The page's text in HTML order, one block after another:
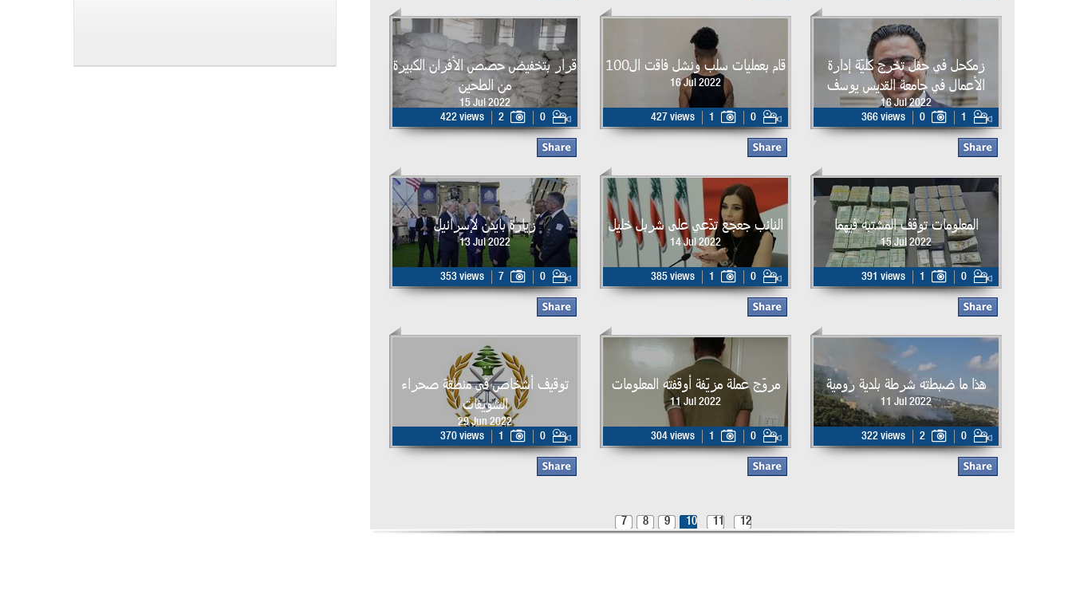
زمكحل في حفل تخرج كليّة إدارة
الأعمال في جامعة القديس يوسف
16 Jul 2022
366 views
0 1
قام بعمليات سلب ونشل فاقت ال100
16 Jul 2022
427 views 1 0
قرار بتخفيض حصص الأفران الكبيرة
من الطحين
15 Jul 2022
422 views
2 0
المعلومات توقف المشتبه فيهما
15 Jul 2022
391 views 1 0
النائب جعجع تدّعي على شربل خليل
14 Jul 2022
385 views 1 0
زيارة بايدن لإسرائيل
13 Jul 2022
353 views 7 0
هذا ما ضبطته شرطة بلدية رومية
11 Jul 2022
322 views 2 0
مروّج عملة مزيّفة أوقفته المعلومات
11 Jul 2022
304 views 1 0
توقيف أشخاص في منطقة صحراء
الشويفات
29 Jun 2022
370 views
1 0
7 8 9 10 11 12